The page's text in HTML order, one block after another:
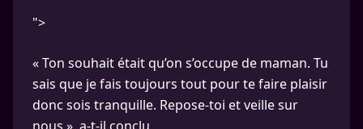
">
« Ton souhait était qu’on s’occupe de maman. Tu
sais que je fais toujours tout pour te faire plaisir
donc sois tranquille. Repose-toi et veille sur